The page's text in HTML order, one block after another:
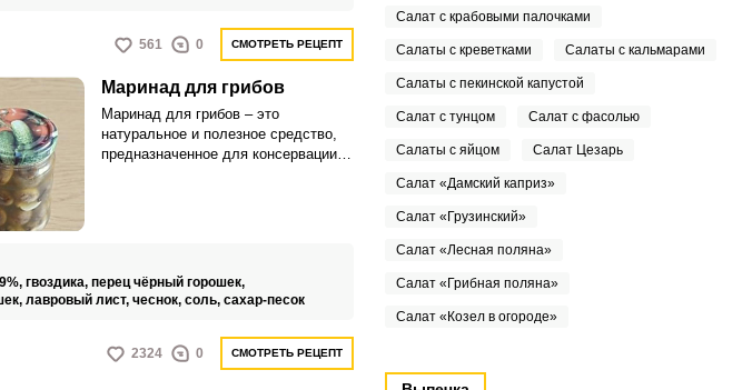
561 0 СМОТРЕТЬ РЕЦЕПТ
Маринад для грибов
Маринад для грибов – это
натуральное и полезное средство,
предназначенное для консервации,
грибами.
гвоздика, перец чёрный горошек,
лавровый лист, чеснок, соль, сахар-песок
2324 0 СМОТРЕТЬ РЕЦЕПТ
Салат с крабовыми палочками
Салаты с креветками Салаты с кальмарами
Салаты с пекинской капустой
Салат с тунцом Салат с фасолью
Салаты с яйцом Салат Цезарь
Салат «Дамский каприз»
Салат «Грузинский»
Салат «Лесная поляна»
Салат «Грибная поляна»
Салат «Козел в огороде»